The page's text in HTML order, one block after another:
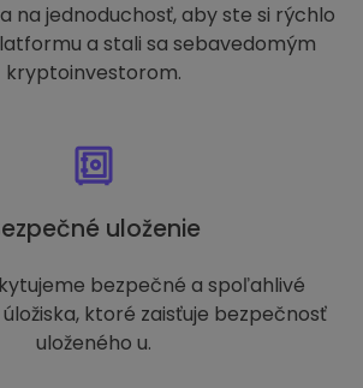
na jednoduchosť, aby ste si rýchlo
a stali sa sebavedomým
kryptoinvestorom.
uloženie
bezpečné a spoľahlivé
ktoré zaisťuje bezpečnosť
uloženého u.